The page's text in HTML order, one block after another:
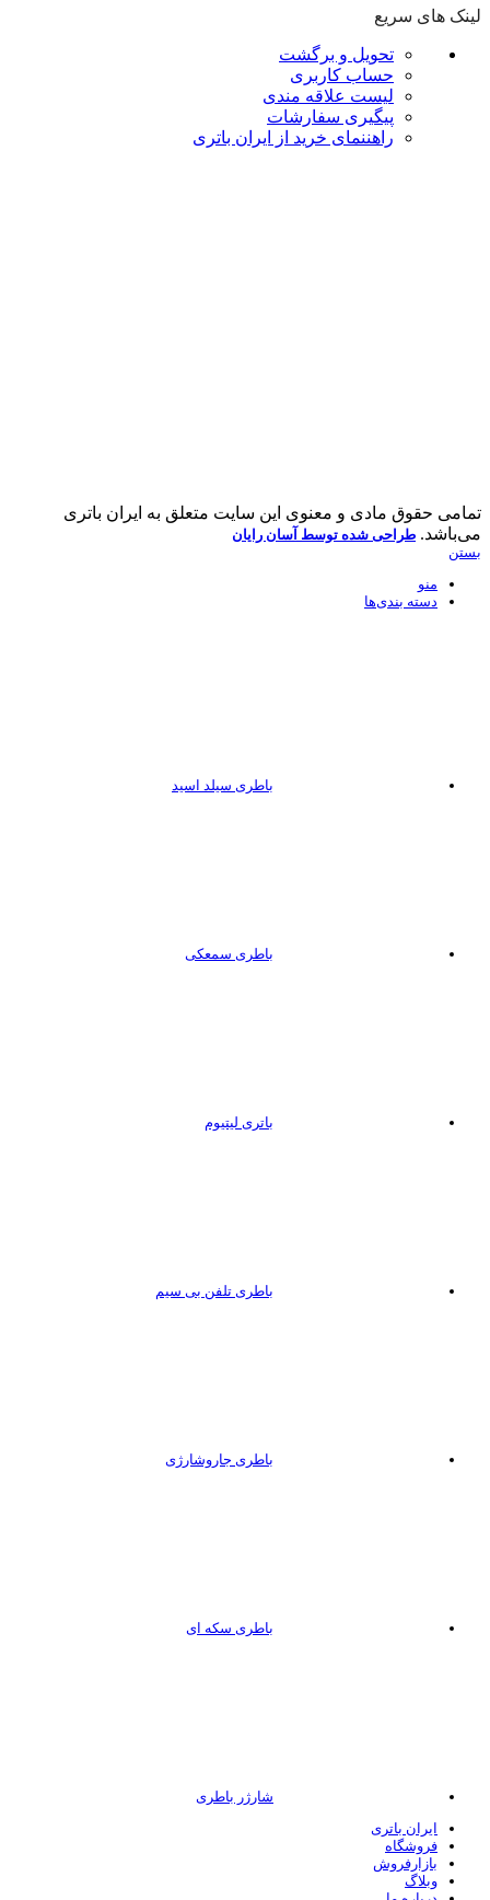
لینک های سریع
تحویل و برگشت
حساب کاربری
لیست علاقه مندی
پیگیری سفارشات
راهننمای خرید از ایران باتری
تمامی حقوق مادی و معنوی این سایت متعلق به ایران باتری
می‌باشد. طراحی شده توسط آسان رایان
بستن
منو
دسته بندی‌ها
باطری سیلد اسید
باطری سمعکی
باتری لیتیوم
باطری تلفن بی سیم
باطری جاروشارژی
باطری سکه ای
شارژر باطری
ایران باتری
فروشگاه
بازارفروش
وبلاگ